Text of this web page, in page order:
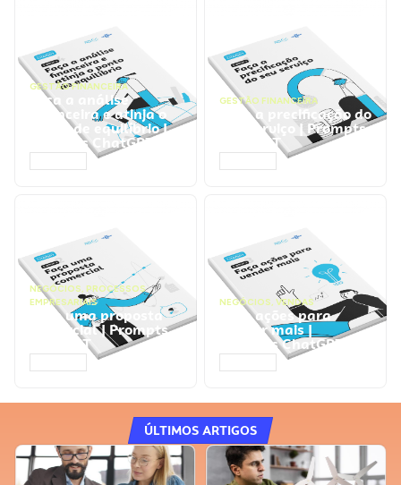
GESTÃO FINANCEIRA
Faça a análise
financeira e atinja o
ponto de equilíbrio |
Prompts ChatGPT
GESTÃO FINANCEIRA
Faça a precificação do
seu serviço | Prompts
ChatGPT
NEGÓCIOS, PROCESSOS
EMPRESARIAIS
Faça uma proposta
comercial | Prompts
ChatGPT
NEGÓCIOS, VENDAS
Faça ações para
vender mais |
Prompts ChatGPT
ÚLTIMOS ARTIGOS